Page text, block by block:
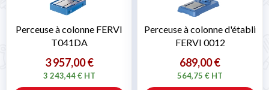
Perceuse à colonne FERVI
T041DA
3 957,00 €
3 243,44 € HT
Perceuse à colonne d'établi
FERVI 0012
689,00 €
564,75 € HT